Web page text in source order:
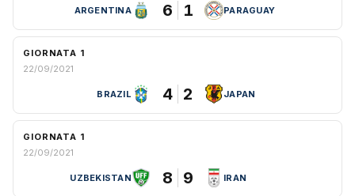
ARGENTINA 6 1 PARAGUAY
GIORNATA 1
22/09/2021
BRAZIL 4 2 JAPAN
GIORNATA 1
22/09/2021
UZBEKISTAN 8 9 IRAN